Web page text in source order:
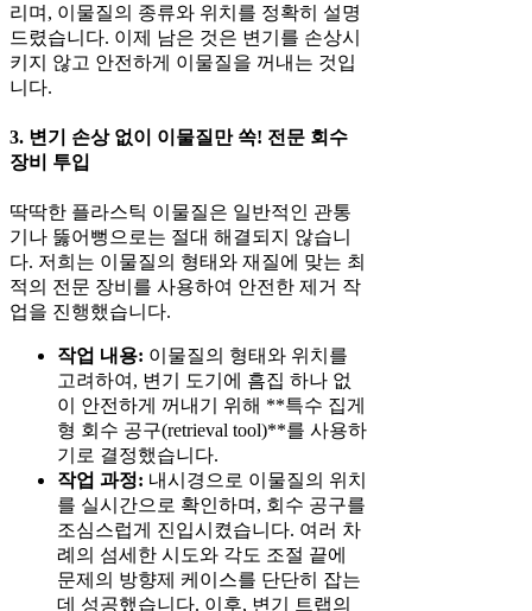
리며, 이물질의 종류와 위치를 정확히 설명
드렸습니다. 이제 남은 것은 변기를 손상시
키지 않고 안전하게 이물질을 꺼내는 것입
니다.
3. 변기 손상 없이 이물질만 쏙! 전문 회수
장비 투입
딱딱한 플라스틱 이물질은 일반적인 관통
기나 뚫어뻥으로는 절대 해결되지 않습니
다. 저희는 이물질의 형태와 재질에 맞는 최
적의 전문 장비를 사용하여 안전한 제거 작
업을 진행했습니다.
작업 내용: 이물질의 형태와 위치를
고려하여, 변기 도기에 흠집 하나 없
이 안전하게 꺼내기 위해 **특수 집게
형 회수 공구(retrieval tool)**를 사용하
기로 결정했습니다.
작업 과정: 내시경으로 이물질의 위치
를 실시간으로 확인하며, 회수 공구를
조심스럽게 진입시켰습니다. 여러 차
례의 섬세한 시도와 각도 조절 끝에
문제의 방향제 케이스를 단단히 잡는
데 성공했습니다. 이후, 변기 트랩의